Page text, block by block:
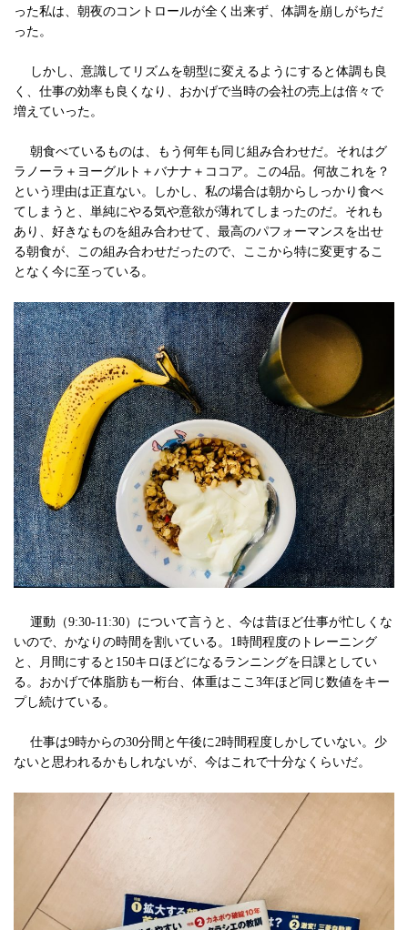
った私は、朝夜のコントロールが全く出来ず、体調を崩しがちだ
った。
しかし、意識してリズムを朝型に変えるようにすると体調も良
く、仕事の効率も良くなり、おかげで当時の会社の売上は倍々で
増えていった。
朝食べているものは、もう何年も同じ組み合わせだ。それはグ
ラノーラ＋ヨーグルト＋バナナ＋ココア。この4品。何故これを？
という理由は正直ない。しかし、私の場合は朝からしっかり食べ
てしまうと、単純にやる気や意欲が薄れてしまったのだ。それも
あり、好きなものを組み合わせて、最高のパフォーマンスを出せ
る朝食が、この組み合わせだったので、ここから特に変更するこ
となく今に至っている。
運動（9:30-11:30）について言うと、今は昔ほど仕事が忙しくな
いので、かなりの時間を割いている。1時間程度のトレーニング
と、月間にすると150キロほどになるランニングを日課としてい
る。おかげで体脂肪も一桁台、体重はここ3年ほど同じ数値をキー
プし続けている。
仕事は9時からの30分間と午後に2時間程度しかしていない。少
ないと思われるかもしれないが、今はこれで十分なくらいだ。